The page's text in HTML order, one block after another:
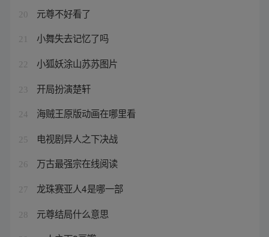
20 元尊不好看了
21 小舞失去记忆了吗
22 小狐妖涂山苏苏图片
23 开局扮演楚轩
24 海贼王原版动画在哪里看
25 电视剧异人之下决战
26 万古最强宗在线阅读
27 龙珠赛亚人4是哪一部
28 元尊结局什么意思